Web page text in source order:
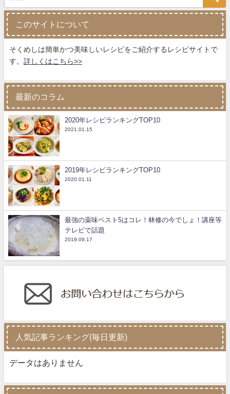
このサイトについて
そくめしは簡単かつ美味しいレシピをご紹介するレシピサイトで
す。 詳しくはこちら>>
最新のコラム
2020年レシピランキングTOP10
2021.01.15
2019年レシピランキングTOP10
2020.01.11
最強の薬味ベスト5はコレ！林修の今でしょ！講座等
テレビで話題
2019.09.17
人気記事ランキング(毎日更新)
データはありません